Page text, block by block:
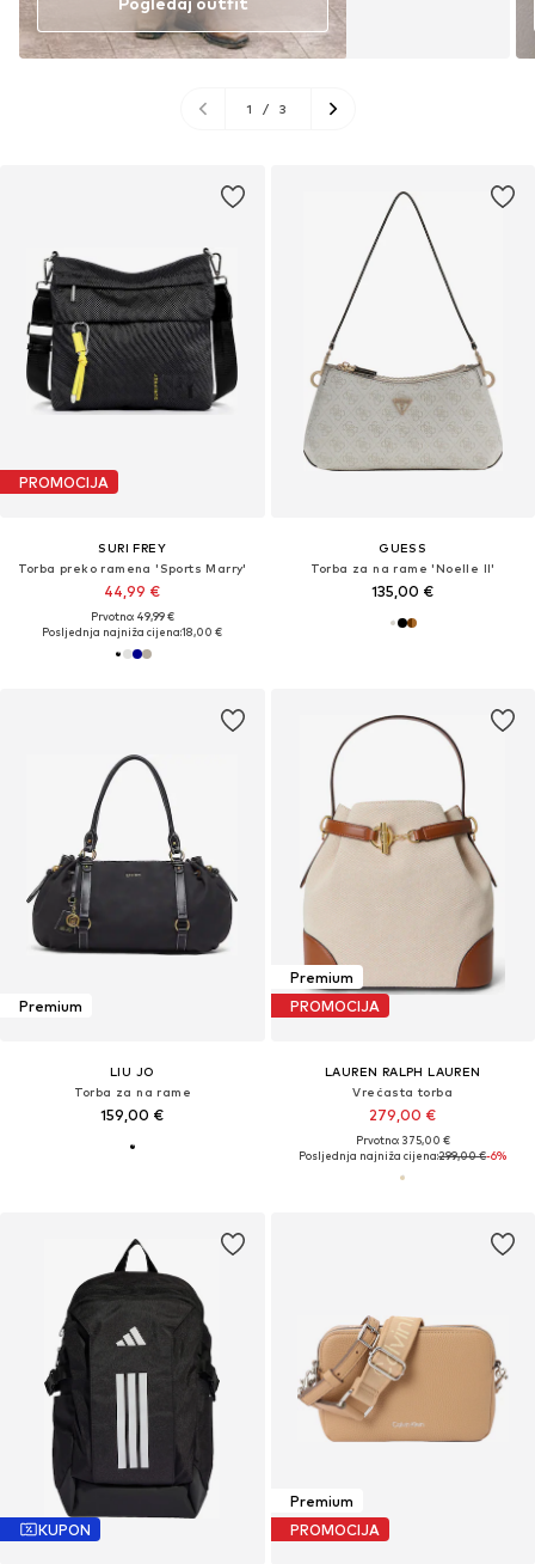
1 / 3
PROMOCIJA
SURI FREY
Torba preko ramena 'Sports Marry'
44,99 €
Prvotno: 49,99 €
Posljednja najniža cijena:18,00 €
GUESS
Torba za na rame 'Noelle II'
135,00 €
Premium
LIU JO
Torba za na rame
159,00 €
Premium
PROMOCIJA
LAUREN RALPH LAUREN
Vrećasta torba
279,00 €
Prvotno: 375,00 €
Posljednja najniža cijena:299,00 €-6%
KUPON
Premium
PROMOCIJA